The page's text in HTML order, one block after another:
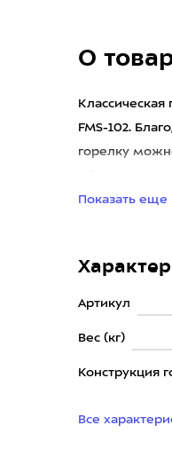
О
FMS-102.
горелку
Показать еще
Артикул
Вес (кг)
Конструкция
Все